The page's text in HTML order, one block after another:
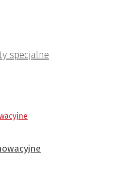
specjalne